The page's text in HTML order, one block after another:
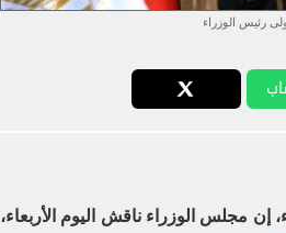
رئيس الوزراء
إن مجلس الوزراء ناقش اليوم الأربعاء،